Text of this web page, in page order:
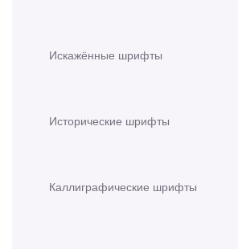
Искажённые шрифты
Исторические шрифты
Каллиграфические шрифты